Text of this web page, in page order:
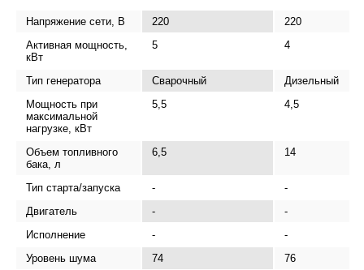
Напряжение сети, В 220
220
Активная мощность,
кВт
5 4
Тип генератора Сварочный
Дизельный
Мощность при
максимальной
нагрузке, кВт
5,5 4,5
Объем топливного
бака, л
6,5 14
Тип старта/запуска -
-
Двигатель
-
-
Исполнение
-
-
Уровень шума
74
76